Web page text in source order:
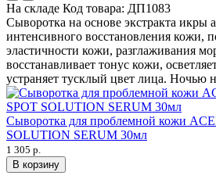
На складе Код товара: ДП1083
Сыворотка на основе экстракта икры
интенсивного восстановления кожи,
эластичности кожи, разглаживания
восстанавливает тонус кожи,
устраняет тусклый цвет лица. Ночью
Сыворотка для проблемной кожи
SOLUTION SERUM 30мл
1 305 р.
В корзину